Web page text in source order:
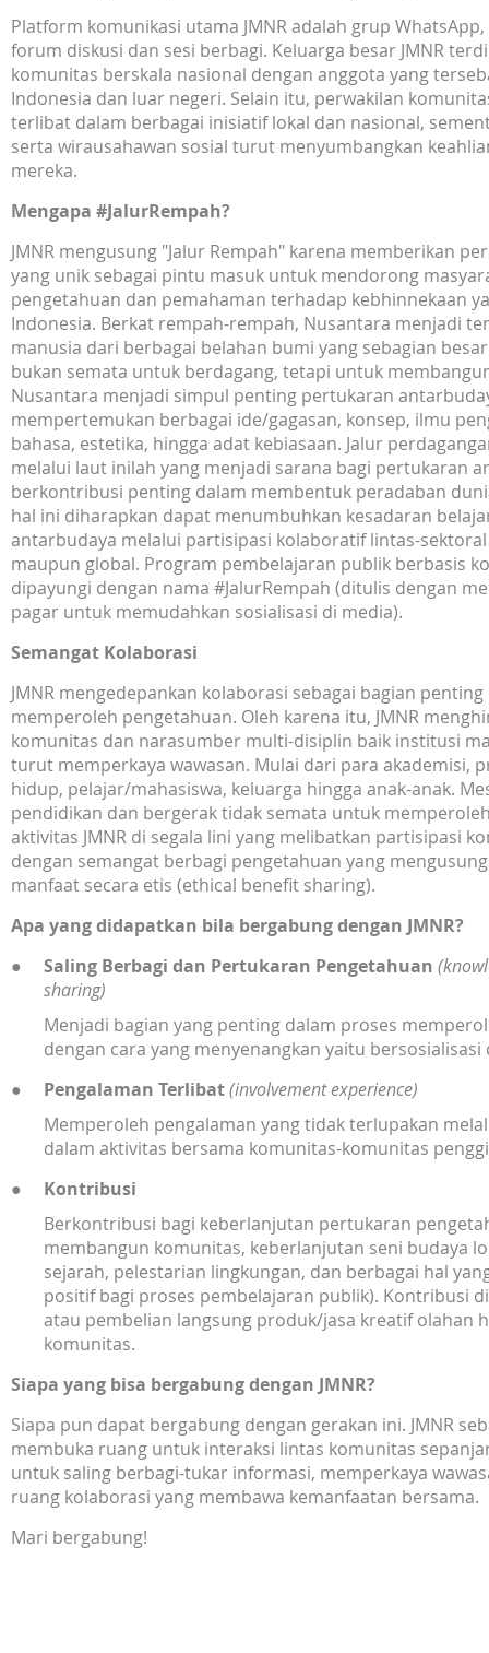
Platform komunikasi utama JMNR adalah grup
forum diskusi dan sesi berbagi. Keluarga besar JMNR
komunitas berskala nasional dengan anggota yang
Indonesia dan luar negeri. Selain itu, perwakilan
terlibat dalam berbagai inisiatif lokal dan nasional,
serta wirausahawan sosial turut menyumbangkan
mereka.
Mengapa #JalurRempah?
JMNR mengusung "Jalur Rempah" karena memberikan
yang unik sebagai pintu masuk untuk mendorong
pengetahuan dan pemahaman terhadap kebhinnekaan
Indonesia. Berkat rempah-rempah, Nusantara menjadi
manusia dari berbagai belahan bumi yang sebagian
bukan semata untuk berdagang, tetapi untuk
Nusantara menjadi simpul penting pertukaran
mempertemukan berbagai ide/gagasan, konsep, ilmu
bahasa, estetika, hingga adat kebiasaan. Jalur
melalui laut inilah yang menjadi sarana bagi pertukaran
berkontribusi penting dalam membentuk peradaban
hal ini diharapkan dapat menumbuhkan kesadaran
antarbudaya melalui partisipasi kolaboratif lintas-
maupun global. Program pembelajaran publik berbasis
dipayungi dengan nama #JalurRempah (ditulis dengan
pagar untuk memudahkan sosialisasi di media).
Semangat Kolaborasi
JMNR mengedepankan kolaborasi sebagai bagian
memperoleh pengetahuan. Oleh karena itu, JMNR
komunitas dan narasumber multi-disiplin baik institusi
turut memperkaya wawasan. Mulai dari para akademisi,
hidup, pelajar/mahasiswa, keluarga hingga anak-anak.
pendidikan dan bergerak tidak semata untuk
aktivitas JMNR di segala lini yang melibatkan partisipasi
dengan semangat berbagi pengetahuan yang
manfaat secara etis (ethical benefit sharing).
Apa yang didapatkan bila bergabung dengan JMNR?
Saling Berbagi dan Pertukaran Pengetahuan
sharing)
Menjadi bagian yang penting dalam proses
dengan cara yang menyenangkan yaitu
Pengalaman Terlibat(involvement experience)
Memperoleh pengalaman yang tidak terlupakan
dalam aktivitas bersama komunitas-komunitas
Kontribusi
Berkontribusi bagi keberlanjutan pertukaran
membangun komunitas, keberlanjutan seni budaya
sejarah, pelestarian lingkungan, dan berbagai hal
positif bagi proses pembelajaran publik). Kontribusi
atau pembelian langsung produk/jasa kreatif olahan
komunitas.
Siapa yang bisa bergabung dengan JMNR?
Siapa pun dapat bergabung dengan gerakan ini. JMNR
membuka ruang untuk interaksi lintas komunitas
untuk saling berbagi-tukar informasi, memperkaya
ruang kolaborasi yang membawa kemanfaatan bersama.
Mari bergabung!